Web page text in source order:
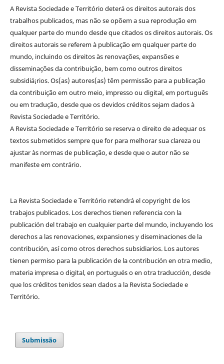
A Revista Sociedade e Território deterá os direitos autorais dos
trabalhos publicados, mas não se opõem a sua reprodução em
qualquer parte do mundo desde que citados os direitos autorais. Os
direitos autorais se referem à publicação em qualquer parte do
mundo, incluindo os direitos às renovações, expansões e
disseminações da contribuição, bem como outros direitos
subsidiá¡rios. Os(as) autores(as) têm permissão para a publicação
da contribuição em outro meio, impresso ou digital, em português
ou em tradução, desde que os devidos créditos sejam dados à
Revista Sociedade e Território.
A Revista Sociedade e Território se reserva o direito de adequar os
textos submetidos sempre que for para melhorar sua clareza ou
ajustar às normas de publicação, e desde que o autor não se
manifeste em contrário.
La Revista Sociedade e Território retendrá el copyright de los
trabajos publicados. Los derechos tienen referencia con la
publicación del trabajo en cualquier parte del mundo, incluyendo los
derechos a las renovaciones, expansiones y diseminaciones de la
contribución, así como otros derechos subsidiarios. Los autores
tienen permiso para la publicación de la contribución en otra medio,
materia impresa o digital, en portugués o en otra traducción, desde
que los créditos tenidos sean dados a la Revista Sociedade e
Território.
Submissão